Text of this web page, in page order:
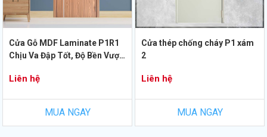
Cửa Gỗ MDF Laminate P1R1
Chịu Va Đập Tốt, Độ Bền Vượt
Liên hệ
MUA NGAY
Cửa thép chống cháy P1 xám
2
Liên hệ
MUA NGAY